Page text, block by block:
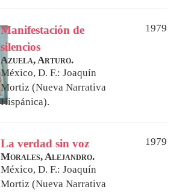
Manifestación de
silencios
1979
Azuela, Arturo.
México, D. F.: Joaquín
Mortiz (Nueva Narrativa
Hispánica).
La verdad sin voz
1979
Morales, Alejandro.
México, D. F.: Joaquín
Mortiz (Nueva Narrativa